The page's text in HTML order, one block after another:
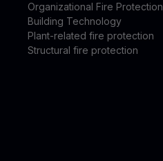
Organizational Fire Protection
Building Technology
Plant-related fire protection
Structural fire protection